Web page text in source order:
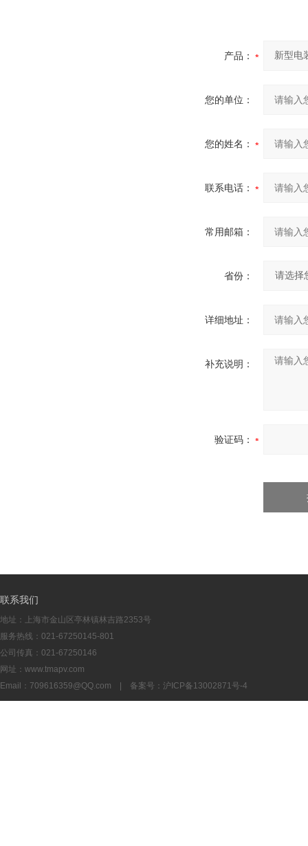
产品：
您的单位：
您的姓名：
联系电话：
常用邮箱：
省份：
详细地址：
补充说明：
验证码：
联系我们
地址：上海市金山区亭林镇林吉路2353号
服务热线：021-67250145-801
公司传真：021-67250146
网址：www.tmapv.com
Email： 709616359@QQ.com | 备案号： 沪ICP备13002871号-4